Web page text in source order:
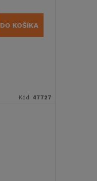
DO KOŠÍKA
Kód: 47727